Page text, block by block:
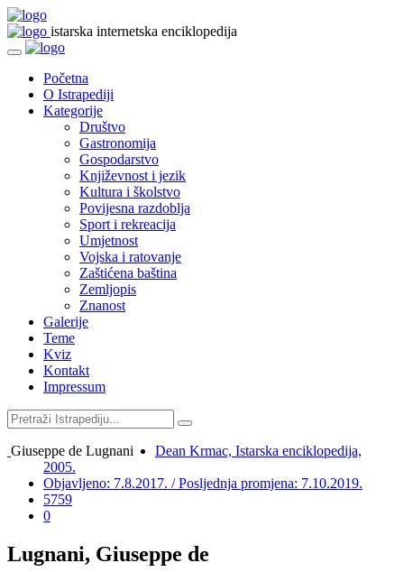
istarska internetska enciklopedija
Početna
O Istrapediji
Kategorije
Društvo
Gastronomija
Gospodarstvo
Književnost i jezik
Kultura i školstvo
Povijesna razdoblja
Sport i rekreacija
Umjetnost
Vojska i ratovanje
Zaštićena baština
Zemljopis
Znanost
Galerije
Teme
Kviz
Kontakt
Impressum
Giuseppe de Lugnani
Dean Krmac, Istarska enciklopedija,
2005.
Objavljeno: 7.8.2017. / Posljednja promjena: 7.10.2019.
5759
0
Lugnani, Giuseppe de